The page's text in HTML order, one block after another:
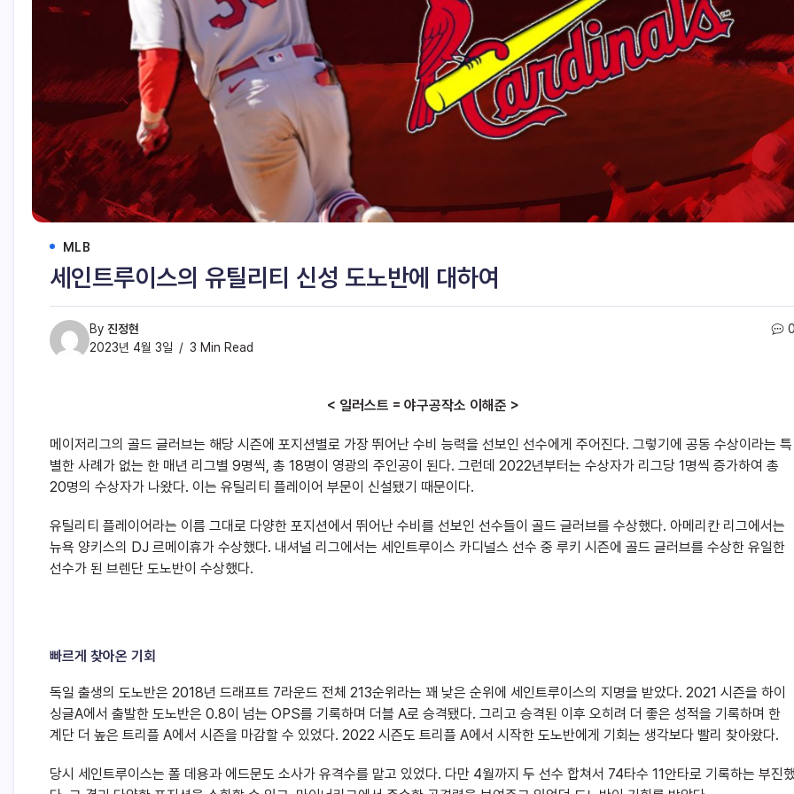
MLB
세인트루이스의 유틸리티 신성 도노반에 대하여
By 진정현
2023년 4월 3일
3 Min Read
< 일러스트 = 야구공작소 이해준 >
메이저리그의 골드 글러브는 해당 시즌에 포지션별로 가장 뛰어난 수비 능력을 선보인 선수에게 주어진다. 그렇기에 공동 수상이라는 특
별한 사례가 없는 한 매년 리그별 9명씩, 총 18명이 영광의 주인공이 된다. 그런데 2022년부터는 수상자가 리그당 1명씩 증가하여 총
20명의 수상자가 나왔다. 이는 유틸리티 플레이어 부문이 신설됐기 때문이다.
유틸리티 플레이어라는 이름 그대로 다양한 포지션에서 뛰어난 수비를 선보인 선수들이 골드 글러브를 수상했다. 아메리칸 리그에서는
뉴욕 양키스의 DJ 르메이휴가 수상했다. 내셔널 리그에서는 세인트루이스 카디널스 선수 중 루키 시즌에 골드 글러브를 수상한 유일한
선수가 된 브렌단 도노반이 수상했다.
빠르게 찾아온 기회
독일 출생의 도노반은 2018년 드래프트 7라운드 전체 213순위라는 꽤 낮은 순위에 세인트루이스의 지명을 받았다. 2021 시즌을 하이
싱글A에서 출발한 도노반은 0.8이 넘는 OPS를 기록하며 더블 A로 승격됐다. 그리고 승격된 이후 오히려 더 좋은 성적을 기록하며 한
계단 더 높은 트리플 A에서 시즌을 마감할 수 있었다. 2022 시즌도 트리플 A에서 시작한 도노반에게 기회는 생각보다 빨리 찾아왔다.
당시 세인트루이스는 폴 데용과 에드문도 소사가 유격수를 맡고 있었다. 다만 4월까지 두 선수 합쳐서 74타수 11안타로 기록하는 부진